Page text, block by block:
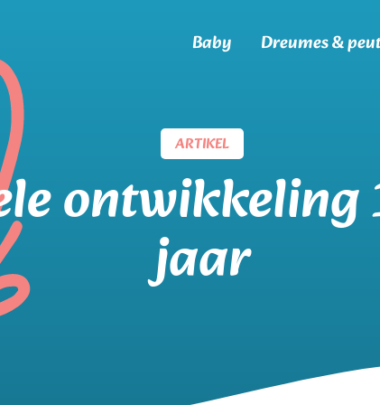
Baby Dreumes &
ARTIKEL
jaar